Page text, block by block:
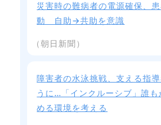
災害時の難病者の電源確保、
動 自助→共助を意識
（朝日新聞）
障害者の水泳挑戦、支える指
うに…「インクルーシブ」誰も
める環境を考える